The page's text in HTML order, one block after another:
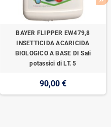
BAYER FLIPPER EW479,8
INSETTICIDA ACARICIDA
BIOLOGICO A BASE DI Sali
potassici di LT. 5
90,00 €